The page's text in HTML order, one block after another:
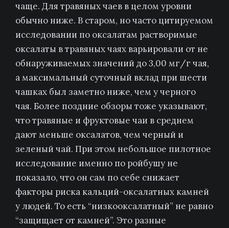
чаще. Для травяных чаев в целом уровни
обычно ниже. В старом, но часто цитируемом
исследовании по оксалатам растворимые
оксалаты в травяных чаях варьировали от не
обнаруживаемых значений до 3,00 мг/г чая,
а максимальный суточный вклад при шести
чашках был заметно ниже, чем у черного
чая. Более поздние обзоры тоже указывают,
что травяные и фруктовые чаи в среднем
дают меньше оксалатов, чем черный и
зеленый чай. При этом небольшое пилотное
исследование именно по ройбушу не
показало, что он сам по себе снижает
факторы риска кальций-оксалатных камней
у людей. То есть “низкооксалатный” не равно
“защищает от камней”. Это разные